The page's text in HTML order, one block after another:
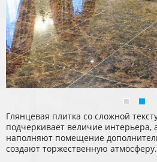
Глянцевая плитка со сложной
подчеркивает величие интерьера,
наполняют помещение
создают торжественную атмосферу.